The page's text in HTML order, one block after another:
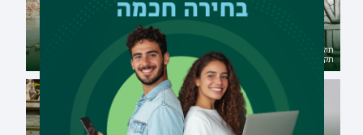
תואר ראשון באנגלית - ספרות עם
תקשורת - דו-חוגי מובנה
תואר ראשון בהיסטוריה כללית עם
לימודי ארץ ישראל וארכאולוגיה -
דו-חוגי מובנה